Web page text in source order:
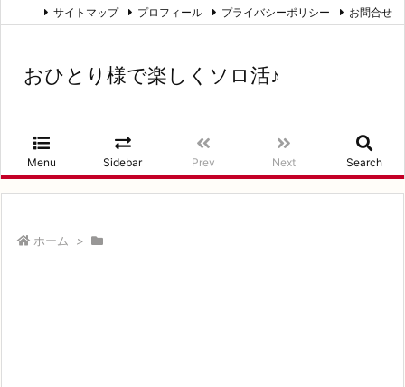
おひとり様で楽しくソロ活♪
Menu Sidebar Prev Next Search
サイトマップ プロフィール プライバシーポリシー お問合せ
ホーム >